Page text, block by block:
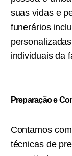
suas vidas e
funerários
individuais da
Preparação e
Contamos
técnicas de